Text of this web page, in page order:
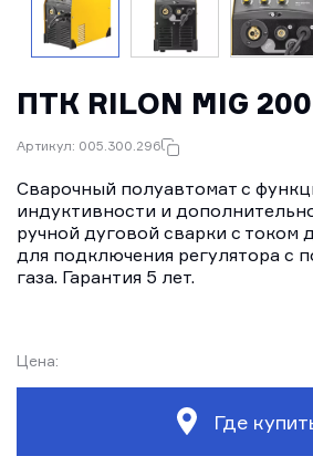
ПТК RILON MIG 200
Артикул: 005.300.296
Сварочный полуавтомат с
индуктивности и
ручной дуговой сварки с током
для подключения регулятора с
газа. Гарантия 5 лет.
Цена:
Где